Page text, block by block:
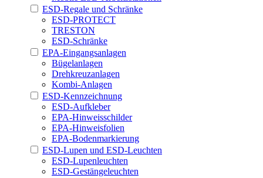
ESD-Regale und Schränke
ESD-PROTECT
TRESTON
ESD-Schränke
EPA-Eingangsanlagen
Bügelanlagen
Drehkreuzanlagen
Kombi-Anlagen
ESD-Kennzeichnung
ESD-Aufkleber
EPA-Hinweisschilder
EPA-Hinweisfolien
EPA-Bodenmarkierung
ESD-Lupen und ESD-Leuchten
ESD-Lupenleuchten
ESD-Gestängeleuchten